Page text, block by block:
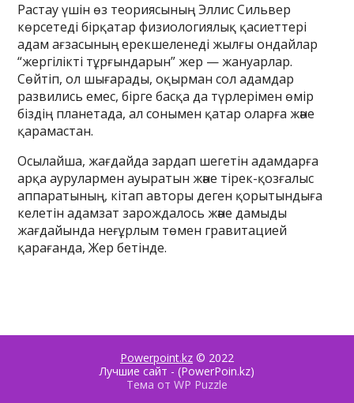
Растау үшін өз теориясының Эллис Сильвер
көрсетеді бірқатар физиологиялық қасиеттері
адам ағзасының ерекшеленеді жылғы ондайлар
“жергілікті тұрғындарын” жер — жануарлар.
Сөйтіп, ол шығарады, оқырман сол адамдар
развились емес, бірге басқа да түрлерімен өмір
біздің планетада, ал сонымен қатар оларға және
қарамастан.
Осылайша, жағдайда зардап шегетін адамдарға
арқа аурулармен ауыратын және тірек-қозғалыс
аппаратының, кітап авторы деген қорытындыға
келетін адамзат зарождалось және дамыды
жағдайында неғұрлым төмен гравитацией
қарағанда, Жер бетінде.
Powerpoint.kz © 2022
Лучшие сайт - (PowerPoin.kz)
Тема от WP Puzzle